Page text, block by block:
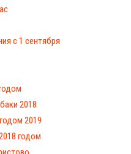
с 1 сентября
2018
2019
годом